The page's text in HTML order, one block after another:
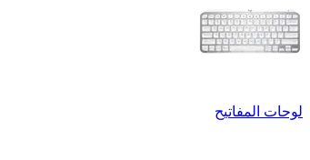
لوحات المفاتيح